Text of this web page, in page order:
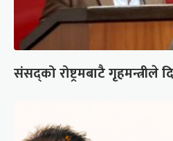
संसद्को रोष्ट्रमबाटै गृहमन्त्रीले